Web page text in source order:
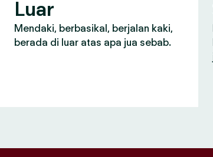
Luar
Mendaki, berbasikal, berjalan kaki,
berada di luar atas apa jua sebab.